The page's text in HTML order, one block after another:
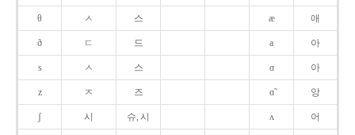
θ ㅅ 스 æ 애
ð ㄷ 드 a 아
s ㅅ 스 ɑ 아
z ㅈ 즈 ɑ̃ 앙
ʃ 시 슈, 시 ʌ 어